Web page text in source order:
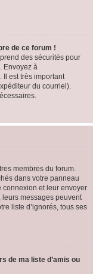
de ce forum !
des sécurités pour
Envoyez à
Il est très important
du courriel).
membres du forum.
dans votre panneau
connexion et leur envoyer
messages peuvent
liste d’ignorés, tous ses
de ma liste d’amis ou